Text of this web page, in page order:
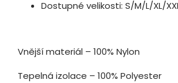
Dostupné velikosti: S/M/L/XL/
Vnější materiál – 100% Nylon
Tepelná izolace – 100% Polyester